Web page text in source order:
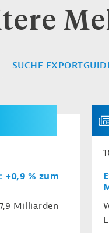
SUCHE
+0,9 % zum
Milliarden